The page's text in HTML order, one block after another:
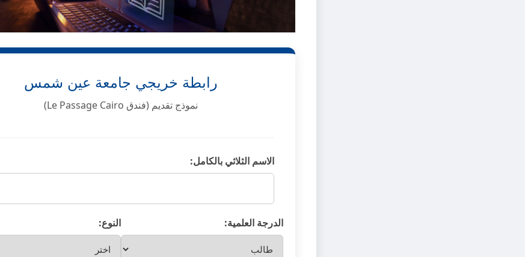
رابطة خريجي جامعة عين شمس
نموذج تقديم (فندق Le Passage Cairo)
الاسم الثلاثي بالكامل:
النوع: الدرجة العلمية: